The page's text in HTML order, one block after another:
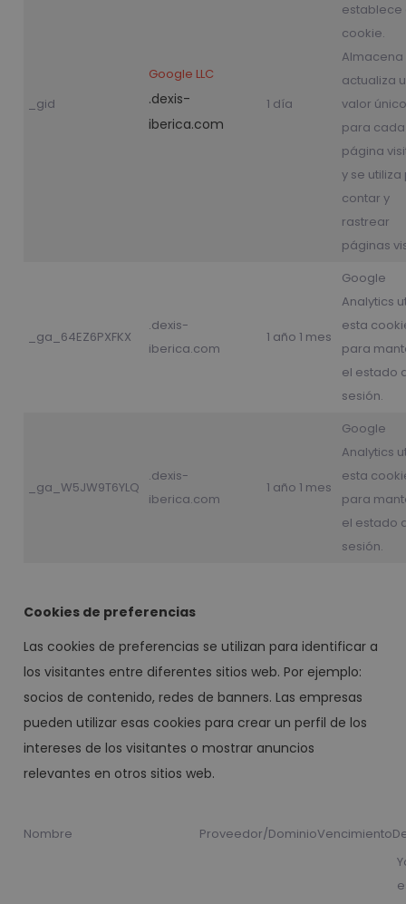
_gid
Google LLC
.dexis-
iberica.com
1 día
establece
cookie.
Almacena
actualiza
valor
para cada
página
y se
contar y
rastrear
páginas
_ga_64EZ6PXFKX
.dexis-
iberica.com
1 año 1 mes
Google
Analytics
esta
para
el estado
sesión.
_ga_W5JW9T6YLQ
.dexis-
iberica.com
1 año 1 mes
Google
Analytics
esta
para
el estado
sesión.
Cookies de preferencias
Las cookies de preferencias se utilizan para identificar a
los visitantes entre diferentes sitios web. Por ejemplo:
socios de contenido, redes de banners. Las empresas
pueden utilizar esas cookies para crear un perfil de los
intereses de los visitantes o mostrar anuncios
relevantes en otros sitios web.
Nombre Proveedor/DominioVencimiento